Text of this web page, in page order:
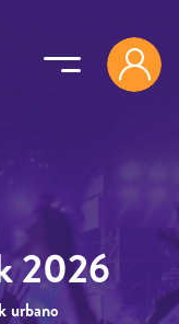
2026
urbano